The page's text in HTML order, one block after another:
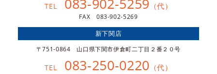
TEL （代）
FAX 083-902-5269
新下関店
〒751-0864 山口県下関市伊倉町二丁目２番２０号
TEL 083-250-0220 （代）